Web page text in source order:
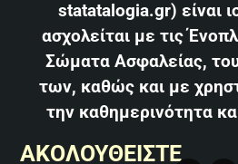
statatalogia.gr) είναι
ασχολείται με τις
Σώματα Ασφαλείας,
των, καθώς και με
την καθημερινότητα
ΑΚΟΛΟΥΘΕΙΣΤΕ